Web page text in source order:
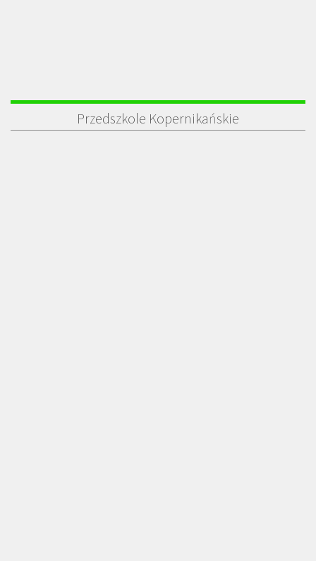
Przedszkole Kopernikańskie